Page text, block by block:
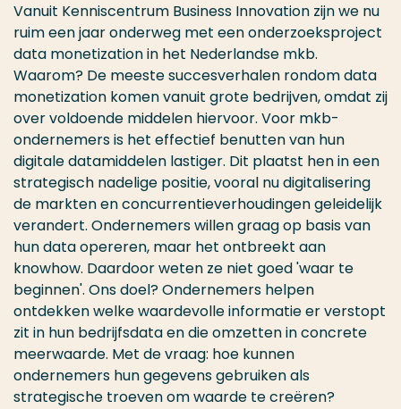
Vanuit Kenniscentrum Business Innovation zijn we nu
ruim een jaar onderweg met een onderzoeksproject
data monetization in het Nederlandse mkb.
Waarom? De meeste succesverhalen rondom data
monetization komen vanuit grote bedrijven, omdat zij
over voldoende middelen hiervoor. Voor mkb-
ondernemers is het effectief benutten van hun
digitale datamiddelen lastiger. Dit plaatst hen in een
strategisch nadelige positie, vooral nu digitalisering
de markten en concurrentieverhoudingen geleidelijk
verandert. Ondernemers willen graag op basis van
hun data opereren, maar het ontbreekt aan
knowhow. Daardoor weten ze niet goed 'waar te
beginnen'. Ons doel? Ondernemers helpen
ontdekken welke waardevolle informatie er verstopt
zit in hun bedrijfsdata en die omzetten in concrete
meerwaarde. Met de vraag: hoe kunnen
ondernemers hun gegevens gebruiken als
strategische troeven om waarde te creëren?